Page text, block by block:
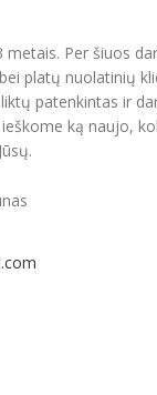
iki 40
toliau naudoti.
Pagaminta ES.
Per šiuos
platų nuolatinių
patenkintas ir
ką naujo,